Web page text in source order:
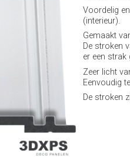
Voordelig
(interieur).
Gemaakt
De stroken
er een strak
Zeer licht
Eenvoudig
De stroken